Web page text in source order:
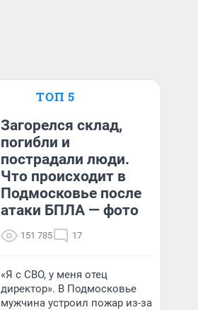
ТОП 5
Загорелся склад,
погибли и
пострадали люди.
Что происходит в
Подмосковье после
атаки БПЛА — фото
151 785 17
«Я с СВО, у меня отец
директор». В Подмосковье
мужчина устроил пожар из-за